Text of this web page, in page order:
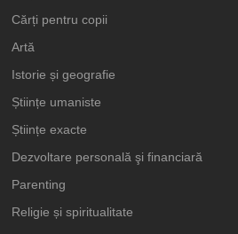
Cărți pentru copii
Artă
Istorie și geografie
Științe umaniste
Științe exacte
Dezvoltare personală şi financiară
Parenting
Religie și spiritualitate